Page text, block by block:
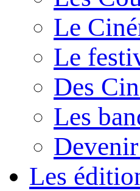
Le
Le
Des
Les
Les